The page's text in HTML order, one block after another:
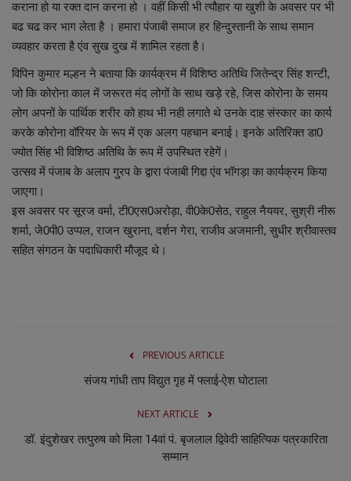
लाइफस्टाइल
Our Team
Contact us :
About us
Advertise with us
कराना हो या रक्त दान करना हो । वहीं किसी भी त्यौहार या खुशी के अवसर पर भी
बढ चढ कर भाग लेता है । हमारा पंजाबी समाज हर हिन्दुस्तानी के साथ समान
व्यवहार करता है एंव सुख दुख में शामिल रहता है।
विपिन कुमार मल्हन ने बताया कि कार्यक्रम में विशिष्ठ अतिथि जितेन्द्र सिंह शन्टी,
जो कि कोरोना काल में जरूरत मंद लोगों के साथ खड़े रहे, जिस कोरोना के समय
लोग अपनों के पार्थिक शरीर को हाथ भी नही लगाते थे उनके दाह संस्कार का कार्य
करके कोरोना वॉरियर के रूप में एक अलग पहचान बनाई। इनके अतिरिक्त डा0
ज्योत सिंह भी विशिष्ठ अतिथि के रूप में उपस्थित रहेगें।
उत्सव में पंजाब के अलाप गु्रप के द्वारा पंजाबी गिद्दा एंव भॉगड़ा का कार्यक्रम किया
जाएगा।
इस अवसर पर सूरज वर्मा, टी0एस0अरोड़ा, वी0के0सेठ, राहुल नैययर, सुश्री नीरू
शर्मा, जे0पी0 उप्पल, राजन खुराना, दर्शन गेरा, राजीव अजमानी, सुधीर श्रीवास्तव
सहित संगठन के पदाधिकारी मौजूद थे।
PREVIOUS ARTICLE
संजय गांधी ताप विद्युत गृह में फ्लाई-ऐश घोटाला
NEXT ARTICLE
डॉ. इंदुशेखर तत्पुरुष को मिला 14वां पं. बृजलाल द्विवेदी साहित्यिक पत्रकारिता
सम्मान